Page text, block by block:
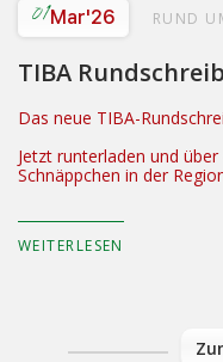
01Mar'26 RUND
TIBA
Das neue TIBA-
Jetzt runterladen und
Schnäppchen in der
WEITERLESEN